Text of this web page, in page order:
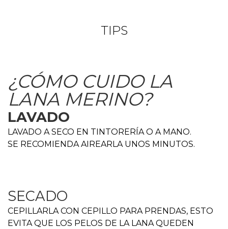
TIPS
¿CÓMO CUIDO LA
LANA MERINO?
LAVADO
LAVADO A SECO EN TINTORERÍA O A MANO.
SE RECOMIENDA AIREARLA UNOS MINUTOS.
SECADO
CEPILLARLA CON CEPILLO PARA PRENDAS, ESTO
EVITA QUE LOS PELOS DE LA LANA QUEDEN